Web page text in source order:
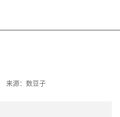
来源： 数豆子